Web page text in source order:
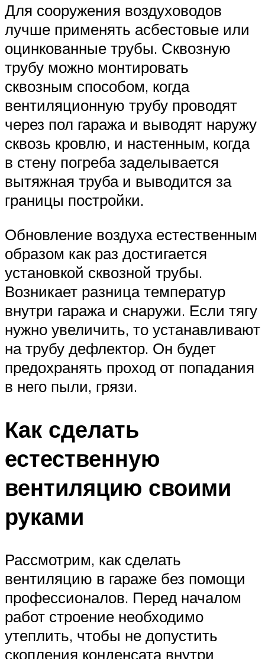
Для сооружения воздуховодов
лучше применять асбестовые или
оцинкованные трубы. Сквозную
трубу можно монтировать
сквозным способом, когда
вентиляционную трубу проводят
через пол гаража и выводят наружу
сквозь кровлю, и настенным, когда
в стену погреба заделывается
вытяжная труба и выводится за
границы постройки.
Обновление воздуха естественным
образом как раз достигается
установкой сквозной трубы.
Возникает разница температур
внутри гаража и снаружи. Если тягу
нужно увеличить, то устанавливают
на трубу дефлектор. Он будет
предохранять проход от попадания
в него пыли, грязи.
Как сделать
естественную
вентиляцию своими
руками
Рассмотрим, как сделать
вентиляцию в гараже без помощи
профессионалов. Перед началом
работ строение необходимо
утеплить, чтобы не допустить
скопления конденсата внутри